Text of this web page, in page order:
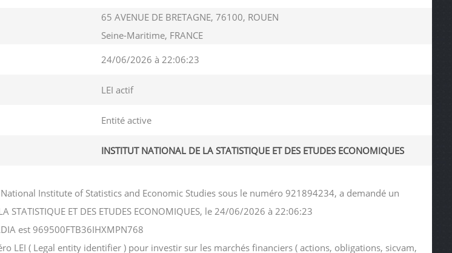
65 AVENUE DE BRETAGNE, 76100, ROUEN
Seine-Maritime, FRANCE
24/06/2026 à 22:06:23
LEI actif
Entité active
INSTITUT NATIONAL DE LA STATISTIQUE ET DES ETUDES ECONOMIQUES
National Institute of Statistics and Economic Studies sous le numéro 921894234, a demandé un
ET DES ETUDES ECONOMIQUES, le 24/06/2026 à 22:06:23
est 969500FTB36IHXMPN768
LEI ( Legal entity identifier ) pour investir sur les marchés financiers ( actions, obligations, sicvam,